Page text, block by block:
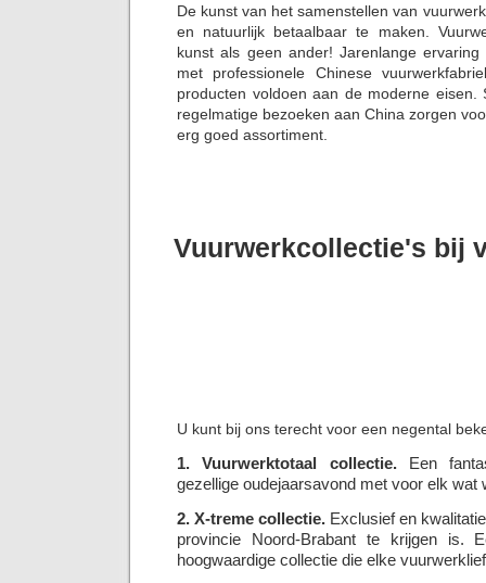
De kunst van het samenstellen van
en natuurlijk betaalbaar te maken.
kunst als geen ander! Jarenlange
met professionele Chinese
producten voldoen aan de moderne eisen.
regelmatige bezoeken aan China zorgen
erg goed assortiment.
Vuurwerkcollectie's bij
U kunt bij ons terecht voor een negental
1. Vuurwerktotaal collectie.Een
gezellige oudejaarsavond met voor elk wat
2. X-treme collectie. Exclusief en
provincie Noord-Brabant te krijgen is.
hoogwaardige collectie die elke